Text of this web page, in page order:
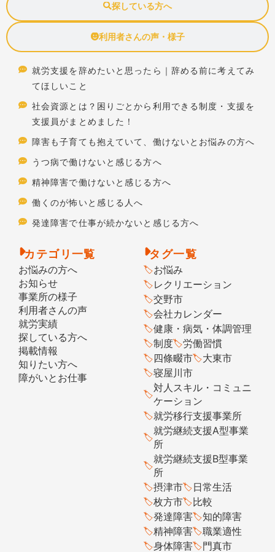
探している方へ
利用者さんの声・様子
就労支援を辞めたいと思ったら｜辞める前に考えてみ
てほしいこと
社会資源とは？困りごとから利用できる制度・支援を
支援員がまとめました！
障害も子育ても抱えていて、働けないとお悩みの方へ
うつ病で働けないと感じる方へ
精神障害で働けないと感じる方へ
働くのが怖いと感じる人へ
発達障害で仕事が続かないと感じる方へ
カテゴリ一覧
お悩みの方へ
お知らせ
事業所の様子
利用者さんの声
就労実績
探している方へ
掲載情報
知りたい方へ
障がいとお仕事
タグ一覧
お悩み
レクリエーション
交野市
会社カレンダー
健康・病気・体調管理
制度
労働習慣
四條畷市
大東市
寝屋川市
対人スキル・コミュニ
ケーション
就労移行支援事業所
就労継続支援A型事業
所
就労継続支援B型事業
所
摂津市
日常生活
枚方市
比較
発達障害
知的障害
精神障害
職業適性
身体障害
門真市